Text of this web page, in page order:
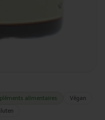
alimentaires
Végan